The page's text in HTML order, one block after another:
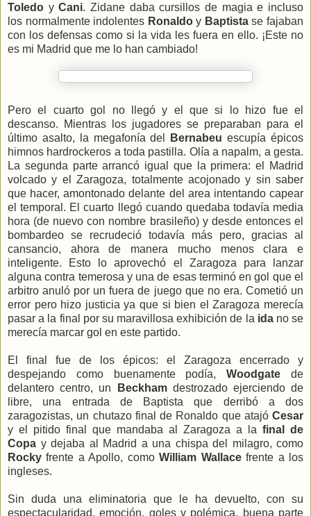
Toledo yCani. Zidane daba cursillos de magia e incluso
los normalmente indolentes Ronaldoy Baptistase fajaban
con los defensas como si la vida les fuera en ello. ¡Este no
es mi Madrid que me lo han cambiado!
Pero el cuarto gol no llegó y el que si lo hizo fue el
descanso. Mientras los jugadores se preparaban para el
último asalto, la megafonía del
Bernabeu escupía épicos
himnos hardrockeros a toda pastilla. Olía a napalm, a gesta.
La segunda parte arrancó igual que la primera: el Madrid
volcado y el Zaragoza, totalmente acojonado y sin saber
que hacer, amontonado delante del area intentando capear
el temporal. El cuarto llegó cuando quedaba todavía media
hora (de nuevo con nombre brasileño) y desde entonces el
bombardeo se recrudeció todavía más pero, gracias al
cansancio, ahora de manera mucho menos clara e
inteligente. Esto lo aprovechó el Zaragoza para lanzar
alguna contra temerosa y una de esas terminó en gol que el
arbitro anuló por un fuera de juego que no era. Cometió un
error pero hizo justicia ya que si bien el Zaragoza merecía
pasar a la final por su maravillosa exhibición de la idano se
merecía marcar gol en este partido.
El final fue de los épicos: el Zaragoza encerrado y
despejando como buenamente podía,Woodgate de
delantero centro, un
Beckhamdestrozado ejerciendo de
libre, una entrada de Baptista que derribó a dos
zaragozistas, un chutazo final de Ronaldo que atajó Cesar
y el pitido final que mandaba al Zaragoza a la final de
Copa y dejaba al Madrid a una chispa del milagro, como
Rocky frente a Apollo, comoWilliam Wallacefrente a los
ingleses.
Sin duda una eliminatoria que le ha devuelto, con su
espectacularidad, emoción, goles y polémica, buena parte